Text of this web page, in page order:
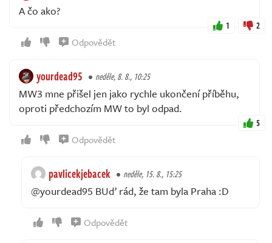
A čo ako?
1 2
Odpovědět
yourdead95 neděle, 8. 8., 10:25
MW3 mne přišel jen jako rychle ukončení příběhu,
oproti předchozím MW to byl odpad.
5
Odpovědět
pavlicekjebacek neděle, 15. 8., 15:25
@yourdead95 BUď rád, že tam byla Praha :D
Odpovědět